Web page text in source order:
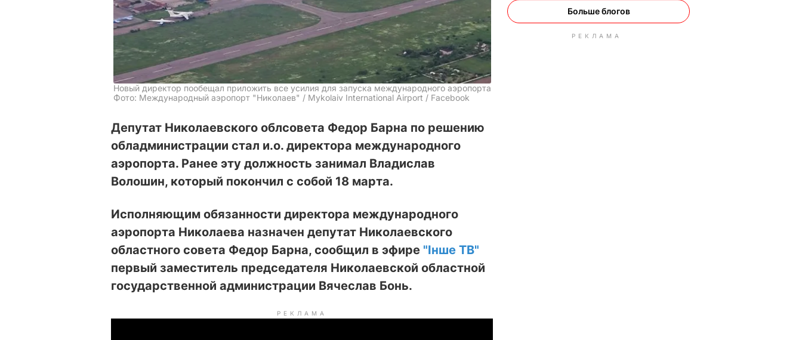
Новый директор пообещал приложить все усилия для запуска международного аэропорта
Фото: Международный аэропорт "Николаев" / Mykolaiv International Airport / Facebook
Депутат Николаевского облсовета Федор Барна по решению
обладминистрации стал и.о. директора международного
аэропорта. Ранее эту должность занимал Владислав
Волошин, который покончил с собой 18 марта.
Исполняющим обязанности директора международного
аэропорта Николаева назначен депутат Николаевского
областного совета Федор Барна, сообщил в эфире "Інше ТВ"
первый заместитель председателя Николаевской областной
государственной администрации Вячеслав Бонь.
РЕКЛАМА
Больше блогов
РЕКЛАМА